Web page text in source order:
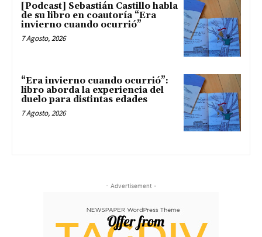
[Podcast] Sebastián Castillo habla
de su libro en coautoría “Era
invierno cuando ocurrió”
7 Agosto, 2026
“Era invierno cuando ocurrió”:
libro aborda la experiencia del
duelo para distintas edades
7 Agosto, 2026
- Advertisement -